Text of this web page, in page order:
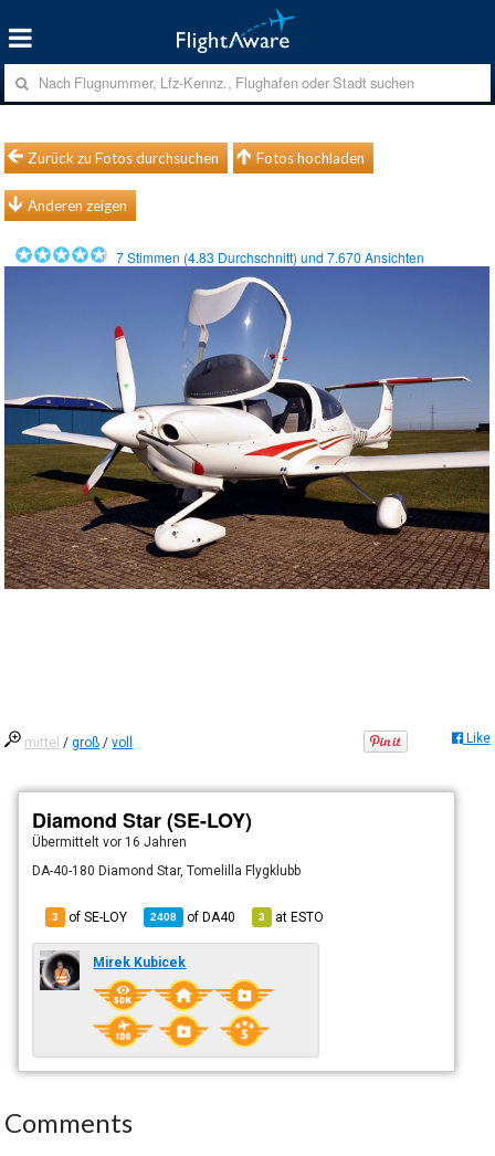
Zurück zu Fotos durchsuchen Fotos hochladen
Anderen zeigen
7Stimmen (4.83 Durchschnitt) und7.670 Ansichten
mittel /groß /voll Like
Diamond Star (SE-LOY)
Übermitteltvor 16 Jahren
DA-40-180 Diamond Star, Tomelilla Flygklubb
3 of SE-LOY 2408 ofDA40 3 atESTO
Mirek Kubicek
Comments